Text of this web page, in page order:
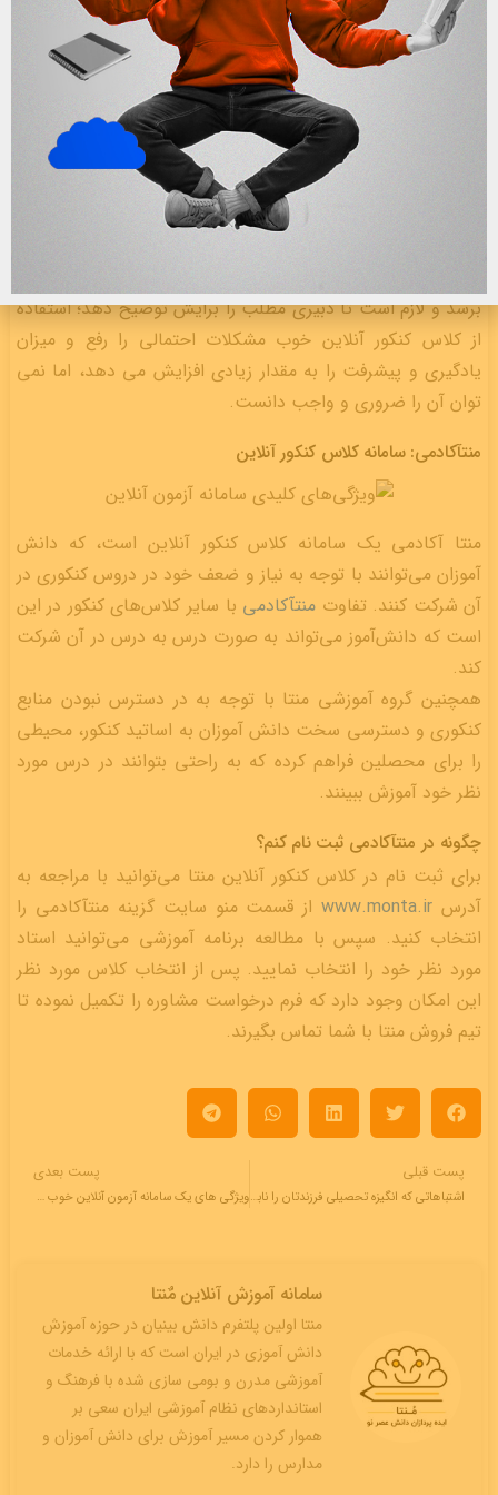
کلاس می‌تواند بسیار مفید باشد.
فعالیت و حضور مستمر شما در کلاس‌های آنلاین می‌تواند تا
حد زیادی مفید واقع شود.
از ندانستن و اشتباه کردن نترسید و همواره سعی کنید
خودتان قبل از معلم به جواب سوالات دسترسی پیدا کنید.
◀️ آیا شرکت در کلاس های کنکور مهم است؟
استفاده از منابع کتبی و درسنامه ها اولین روش درس خواندن و
برسد و لازم است تا دبیری مطلب را برایش توضیح دهد؛ استفاده
از کلاس کنکور آنلاین خوب مشکلات احتمالی را رفع و میزان
یادگیری و پیشرفت را به مقدار زیادی افزایش می دهد، اما نمی
توان آن را ضروری و واجب دانست.
منتآکادمی: سامانه کلاس کنکور آنلاین
منتا آکادمی یک سامانه کلاس کنکور آنلاین است، که دانش
آموزان می‌توانند با توجه به نیاز و ضعف خود در دروس کنکوری در
آن شرکت کنند. تفاوت منتآکادمی با سایر کلاس‌های کنکور در این
است که دانش‌آموز می‌تواند به صورت درس به درس در آن شرکت
کند.
همچنین گروه آموزشی منتا با توجه به در دسترس نبودن منابع
کنکوری و دسترسی سخت دانش آموزان به اساتید کنکور، محیطی
را برای محصلین فراهم کرده که به راحتی بتوانند در درس مورد
نظر خود آموزش ببینند.
چگونه در منتآکادمی ثبت نام کنم؟
برای ثبت نام در کلاس کنکور آنلاین منتا می‌توانید با مراجعه به
آدرس www.monta.irاز قسمت منو سایت گزینه منتآکادمی را
انتخاب کنید. سپس با مطالعه برنامه آموزشی می‌توانید استاد
مورد نظر خود را انتخاب نمایید. پس از انتخاب کلاس مورد نظر
این امکان وجود دارد که فرم درخواست مشاوره را تکمیل نموده تا
تیم فروش منتا با شما تماس بگیرند.
پست قبلی
اشتباهاتی که انگیزه تحصیلی فرزندتان را نابود می کنند!
پست بعدی
ویژگی های یک سامانه آزمون آنلاین خوب چیست؟
سامانه آموزش آنلاین مٌنتا
منتا اولین پلتفرم دانش بینیان در حوزه آموزش
دانش آموزی در ایران است که با ارائه خدمات
آموزشی مدرن و بومی سازی شده با فرهنگ و
استانداردهای نظام آموزشی ایران سعی بر
هموار کردن مسیر آموزش برای دانش آموزان و
مدارس را دارد.